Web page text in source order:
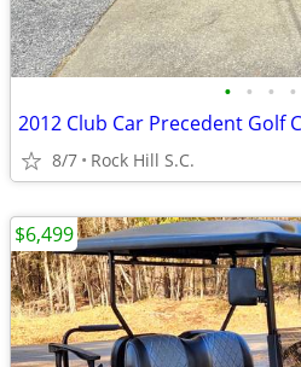
• • • •
2012 Club Car Precedent Golf
8/7 Rock Hill S.C.
$6,499